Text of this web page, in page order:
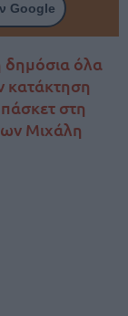
Google
όλα
κατάκτηση
στη
Μιχάλη